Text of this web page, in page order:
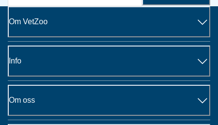
Om VetZoo
Info
Om oss